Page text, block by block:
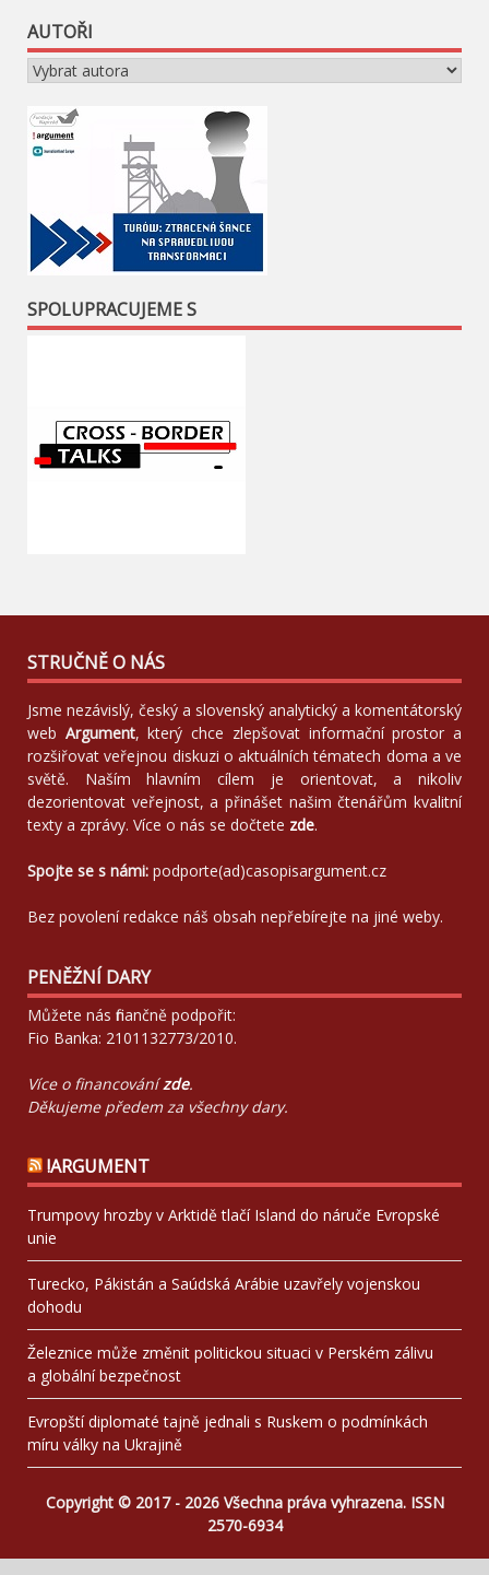
AUTOŘI
SPOLUPRACUJEME S
STRUČNĚ O NÁS
Jsme nezávislý, český a slovenský analytický a komentátorský
web Argument, který chce zlepšovat informační prostor a
rozšiřovat veřejnou diskuzi o aktuálních tématech doma a ve
světě. Naším hlavním cílem je orientovat, a nikoliv
dezorientovat veřejnost, a přinášet našim čtenářům kvalitní
texty a zprávy. Více o nás se dočtete zde.
Spojte se s námi: podporte(ad)casopisargument.cz
Bez povolení redakce náš obsah nepřebírejte na jiné weby.
PENĚŽNÍ DARY
Můžete nás finančně podpořit:
Fio Banka: 2101132773/2010.
Více o financovánízde.
Děkujeme předem za všechny dary.
!ARGUMENT
Trumpovy hrozby v Arktidě tlačí Island do náruče Evropské
unie
Turecko, Pákistán a Saúdská Arábie uzavřely vojenskou
dohodu
Železnice může změnit politickou situaci v Perském zálivu
a globální bezpečnost
Evropští diplomaté tajně jednali s Ruskem o podmínkách
míru války na Ukrajině
Copyright © 2017 - 2026 Všechna práva vyhrazena. ISSN
2570-6934